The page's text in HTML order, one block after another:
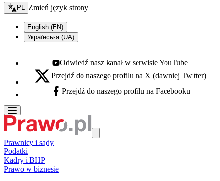
Zmień język - bieżący:
PL Zmień język strony
English (EN)
Українська (UA)
Youtube - otwiera się w nowej karcie
Odwiedź nasz kanał w serwisie YouTube
X - otwiera się w nowej karcie
Przejdź do naszego profilu na X (dawniej Twitter)
Facebook - otwiera się w nowej karcie
Przejdź do naszego profilu na Facebooku
Prawnicy i sądy
Podatki
Kadry i BHP
Prawo w biznesie